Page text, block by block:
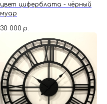
цвет циферблата - чёрный
муар
30 000 р.